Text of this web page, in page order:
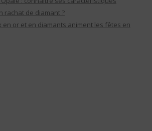
rachat de diamant ?
en or et en diamants animent les fêtes en